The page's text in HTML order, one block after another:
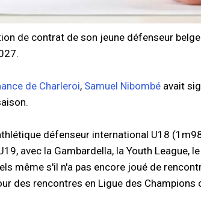
de contrat de son jeune défenseur belge
de Charleroi, Samuel Nibombé avait
défenseur international U18
avec la Gambardella, la Youth League,
même s'il n'a pas encore joué de
des rencontres en Ligue des Champions